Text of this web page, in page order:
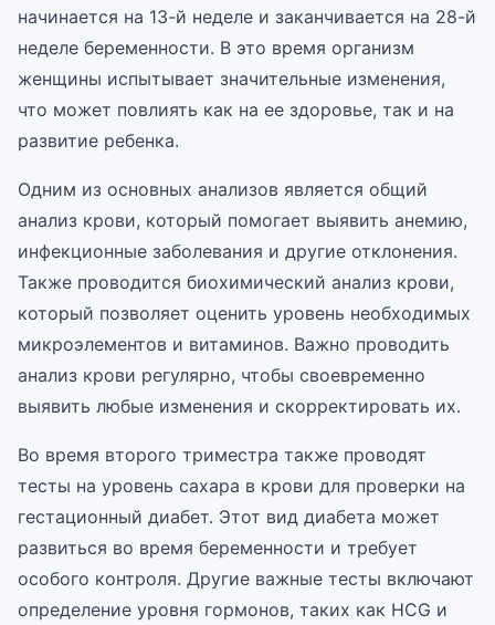
начинается на 13-й неделе и заканчивается на 28-й
неделе беременности. В это время организм
женщины испытывает значительные изменения,
что может повлиять как на ее здоровье, так и на
развитие ребенка.
Одним из основных анализов является общий
анализ крови, который помогает выявить анемию,
инфекционные заболевания и другие отклонения.
Также проводится биохимический анализ крови,
который позволяет оценить уровень необходимых
микроэлементов и витаминов. Важно проводить
анализ крови регулярно, чтобы своевременно
выявить любые изменения и скорректировать их.
Во время второго триместра также проводят
тесты на уровень сахара в крови для проверки на
гестационный диабет. Этот вид диабета может
развиться во время беременности и требует
особого контроля. Другие важные тесты включают
определение уровня гормонов, таких как HCG и